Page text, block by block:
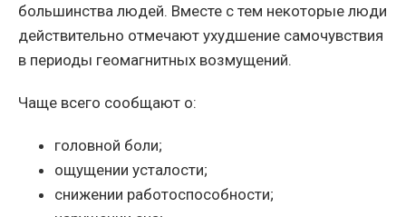
большинства людей. Вместе с тем некоторые люди
действительно отмечают ухудшение самочувствия
в периоды геомагнитных возмущений.
Чаще всего сообщают о:
головной боли;
ощущении усталости;
снижении работоспособности;